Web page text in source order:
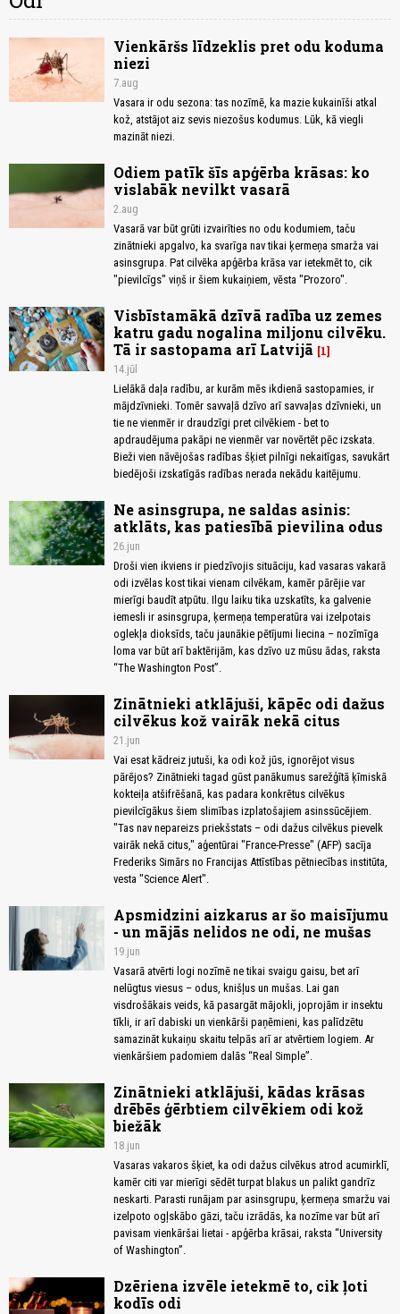
Vienkāršs līdzeklis pret odu koduma
niezi
7.aug
Vasara ir odu sezona: tas nozīmē, ka mazie kukainīši atkal
kož, atstājot aiz sevis niezošus kodumus. Lūk, kā viegli
mazināt niezi.
Odiem patīk šīs apģērba krāsas: ko
vislabāk nevilkt vasarā
2.aug
Vasarā var būt grūti izvairīties no odu kodumiem, taču
zinātnieki apgalvo, ka svarīga nav tikai ķermeņa smarža vai
asinsgrupa. Pat cilvēka apģērba krāsa var ietekmēt to, cik
"pievilcīgs" viņš ir šiem kukaiņiem, vēsta "Prozoro".
Visbīstamākā dzīvā radība uz zemes
katru gadu nogalina miljonu cilvēku.
Tā ir sastopama arī Latvijā
1
14.jūl
Lielākā daļa radību, ar kurām mēs ikdienā sastopamies, ir
mājdzīvnieki. Tomēr savvaļā dzīvo arī savvaļas dzīvnieki, un
tie ne vienmēr ir draudzīgi pret cilvēkiem - bet to
apdraudējuma pakāpi ne vienmēr var novērtēt pēc izskata.
Bieži vien nāvējošas radības šķiet pilnīgi nekaitīgas, savukārt
biedējoši izskatīgās radības nerada nekādu kaitējumu.
Ne asinsgrupa, ne saldas asinis:
atklāts, kas patiesībā pievilina odus
26.jun
Droši vien ikviens ir piedzīvojis situāciju, kad vasaras vakarā
odi izvēlas kost tikai vienam cilvēkam, kamēr pārējie var
mierīgi baudīt atpūtu. Ilgu laiku tika uzskatīts, ka galvenie
iemesli ir asinsgrupa, ķermeņa temperatūra vai izelpotais
oglekļa dioksīds, taču jaunākie pētījumi liecina – nozīmīga
loma var būt arī baktērijām, kas dzīvo uz mūsu ādas, raksta
“The Washington Post”.
Zinātnieki atklājuši, kāpēc odi dažus
cilvēkus kož vairāk nekā citus
21.jun
Vai esat kādreiz jutuši, ka odi kož jūs, ignorējot visus
pārējos? Zinātnieki tagad gūst panākumus sarežģītā ķīmiskā
kokteiļa atšifrēšanā, kas padara konkrētus cilvēkus
pievilcīgākus šiem slimības izplatošajiem asinssūcējiem.
"Tas nav nepareizs priekšstats – odi dažus cilvēkus pievelk
vairāk nekā citus," aģentūrai "France-Presse" (AFP) sacīja
Frederiks Simārs no Francijas Attīstības pētniecības institūta,
vesta "Science Alert".
Apsmidzini aizkarus ar šo maisījumu
- un mājās nelidos ne odi, ne mušas
19.jun
Vasarā atvērti logi nozīmē ne tikai svaigu gaisu, bet arī
nelūgtus viesus – odus, knišļus un mušas. Lai gan
visdrošākais veids, kā pasargāt mājokli, joprojām ir insektu
tīkli, ir arī dabiski un vienkārši paņēmieni, kas palīdzētu
samazināt kukaiņu skaitu telpās arī ar atvērtiem logiem. Ar
vienkāršiem padomiem dalās “Real Simple”.
Zinātnieki atklājuši, kādas krāsas
drēbēs ģērbtiem cilvēkiem odi kož
biežāk
18.jun
Vasaras vakaros šķiet, ka odi dažus cilvēkus atrod acumirklī,
kamēr citi var mierīgi sēdēt turpat blakus un palikt gandrīz
neskarti. Parasti runājam par asinsgrupu, ķermeņa smaržu vai
izelpoto ogļskābo gāzi, taču izrādās, ka nozīme var būt arī
pavisam vienkāršai lietai - apģērba krāsai, raksta “University
of Washington”.
Dzēriena izvēle ietekmē to, cik ļoti
kodīs odi